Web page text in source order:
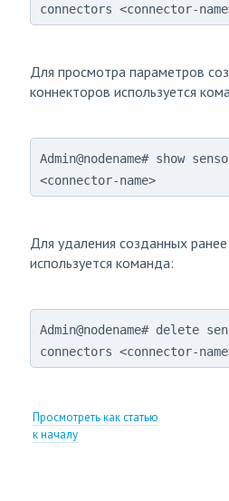
connectors <connector-
Для просмотра параметров
коннекторов используется
Admin@nodename# show
<connector-name>
Для удаления созданных
используется команда:
Admin@nodename# delete
connectors <connector-
Просмотреть как статью
к началу